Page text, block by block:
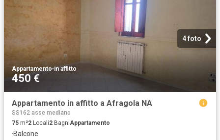
4 foto
Appartamento·in affitto
450 €
Appartamento in affitto a Afragola NA
SS162 asse mediano
75 m²2 Locali2 BagniAppartamento
·Balcone